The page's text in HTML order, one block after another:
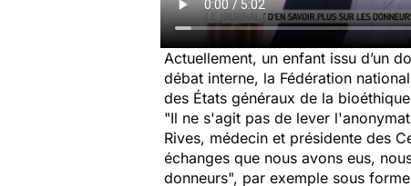
Actuellement, un enfant issu d’un
débat interne, la Fédération
des États généraux de la
"Il ne s'agit pas de lever
Rives, médecin et présidente des
échanges que nous avons eus,
donneurs", par exemple sous